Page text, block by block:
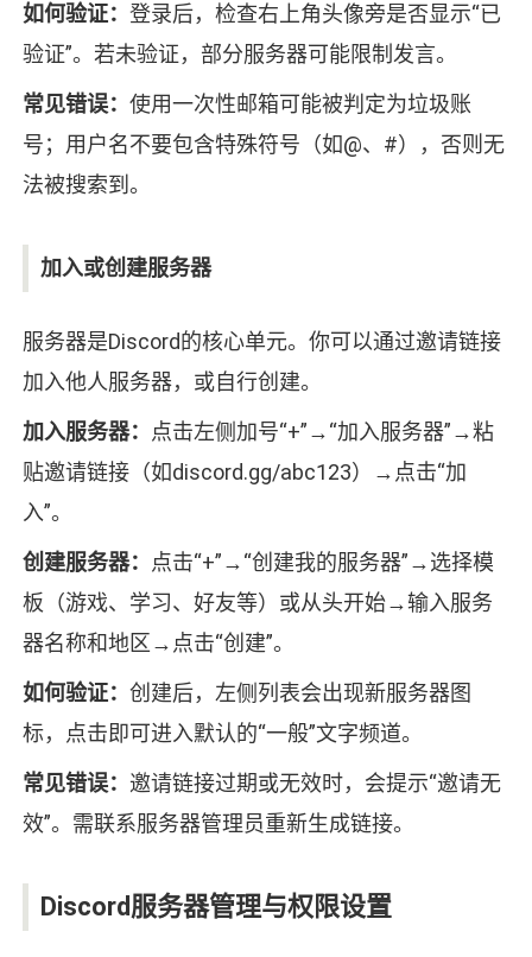
如何验证： 登录后，检查右上角头像旁是否显示“已
验证”。若未验证，部分服务器可能限制发言。
常见错误： 使用一次性邮箱可能被判定为垃圾账
号；用户名不要包含特殊符号（如@、#），否则无
法被搜索到。
加入或创建服务器
服务器是Discord的核心单元。你可以通过邀请链接
加入他人服务器，或自行创建。
加入服务器： 点击左侧加号“+”→“加入服务器”→粘
贴邀请链接（如discord.gg/abc123）→点击“加
入”。
创建服务器： 点击“+”→“创建我的服务器”→选择模
板（游戏、学习、好友等）或从头开始→输入服务
器名称和地区→点击“创建”。
如何验证： 创建后，左侧列表会出现新服务器图
标，点击即可进入默认的“一般”文字频道。
常见错误： 邀请链接过期或无效时，会提示“邀请无
效”。需联系服务器管理员重新生成链接。
Discord服务器管理与权限设置